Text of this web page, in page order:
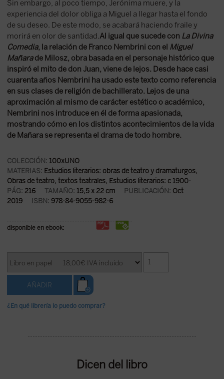
Sin embargo, al poco tiempo, Jerónima muere, y la
experiencia del dolor obliga a Miguel a llegar hasta el fondo
de su deseo. De este modo, se acabará haciendo fraile y
morirá en olor de santidad.Al igual que sucede con La Divina
Comedia, la relación de Franco Nembrini con el Miguel
Mañarade Milosz, obra basada en el personaje histórico que
inspiró el mito de don Juan, viene de lejos. Desde hace casi
cuarenta años Nembrini ha usado este texto como referencia
en sus clases de religión de bachillerato. Lejos de una
aproximación al mismo de carácter estético o académico,
Nembrini nos introduce en él de forma apasionada,
mostrando cómo en los distintos acontecimientos de la vida
de Mañara se representa el drama de todo hombre.
COLECCIÓN: 100xUNO
MATERIAS: Estudios literarios: obras de teatro y dramaturgos,
Obras de teatro, textos teatrales, Estudios literarios: c 1900-
PÁG: 216 TAMAÑO: 15,5 x 22 cm PUBLICACIÓN: Oct
2019
ISBN: 978-84-9055-982-6
disponible en ebook:
¿En qué librería lo puedo comprar?
Dicen del libro